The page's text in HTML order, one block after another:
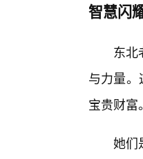
智慧闪
东北
与力量
宝贵财富。
她们